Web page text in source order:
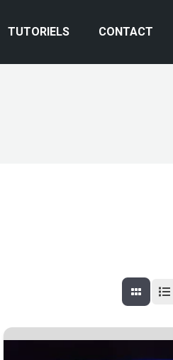
TUTORIELS CONTACT